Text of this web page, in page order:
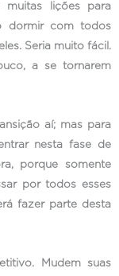
lições para
dormir com todos
Seria muito fácil.
a se tornarem
aí; mas para
nesta fase de
porque somente
por todos esses
fazer parte desta
Mudem suas